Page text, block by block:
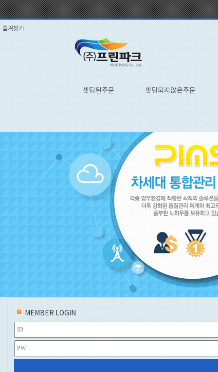
즐겨찾기
셋팅된주문 셋팅되지않은주문
MEMBER LOGIN